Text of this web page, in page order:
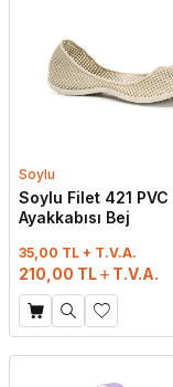
Soylu
Soylu Filet 421 PVC
Ayakkabısı Bej
35,00 TL + T.V.A.
210,00 TL T.V.A.